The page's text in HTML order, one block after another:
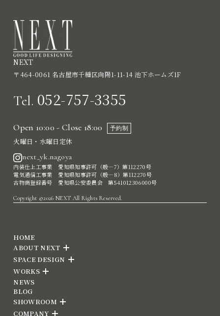
NEXT
〒464-0061 名古屋市千種区向陽1-11-14 池下ホームズ1F
Tel. 052-757-3355
Open 10:00 - Close 18:00 予約制
火曜日・水曜日定休
next_yk.nagoya
内装仕上工事業 愛知県知事許可（般―7）第112270号
電気通信工事業 愛知県知事許可（般―8）第112270号
古物商登録番号 愛知県公安委員会 第541012306000号
Copyright ©2026 NEXT All Rights Reserved.
HOME
ABOUT NEXT
SPACE DESIGN
WORKS
NEWS
BLOG
SHOWROOM
COMPANY